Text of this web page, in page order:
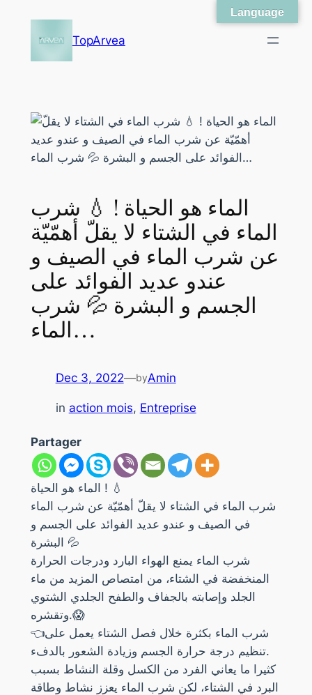
TopArvea
الماء هو الحياة ! 💧 شرب
الماء في الشتاء لا يقلّ أهمّيّة
عن شرب الماء في الصيف و
عندو عديد الفوائد على
الجسم و البشرة 💦 شرب
الماء…
Dec 3, 2022—byAmin
in action mois, Entreprise
Partager
الماء هو الحياة ! 💧
شرب الماء في الشتاء لا يقلّ أهمّيّة عن شرب الماء
في الصيف و عندو عديد الفوائد على الجسم و
البشرة 💦
شرب الماء يمنع الهواء البارد ودرجات الحرارة
المنخفضة في الشتاء، من امتصاص المزيد من ماء
الجلد وإصابته بالجفاف والطفح الجلدي الشتوي
وتقشره.😱
👈شرب الماء بكثرة خلال فصل الشتاء يعمل على
تنظيم درجة حرارة الجسم وزيادة الشعور بالدفء.
كثيرا ما يعاني الفرد من الكسل وقلة النشاط بسبب
البرد في الشتاء، لكن شرب الماء يعزز نشاط وطاقة
Language